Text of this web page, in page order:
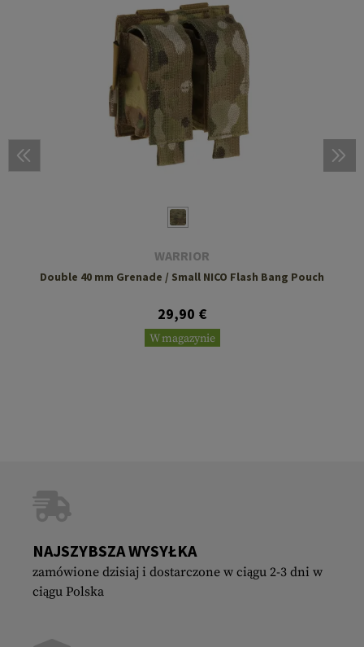
WARRIOR
Double 40 mm Grenade / Small NICO Flash Bang Pouch
29,90 €
W magazynie
NAJSZYBSZA WYSYŁKA
zamówione dzisiaj i dostarczone w ciągu 2-3 dni w
ciągu Polska